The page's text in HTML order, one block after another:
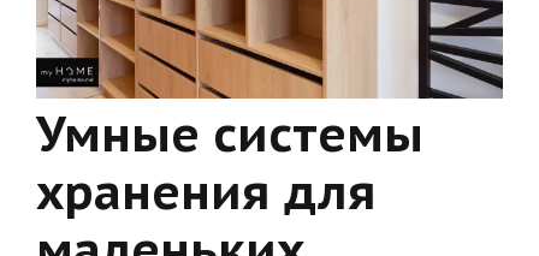
Умные системы
хранения для